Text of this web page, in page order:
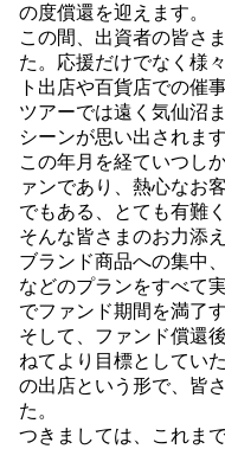
の度償還を迎えます。
この間、出資者の皆さ
た。応援だけでなく様
ト出店や百貨店での催
ツアーでは遠く気仙沼
シーンが思い出されます
この年月を経ていつし
ァンであり、熱心なお
でもある、とても有難
そんな皆さまのお力添
ブランド商品への集中
などのプランをすべて
でファンド期間を満了
そして、ファンド償還
ねてより目標としてい
の出店という形で、皆
た。
つきましては、これま